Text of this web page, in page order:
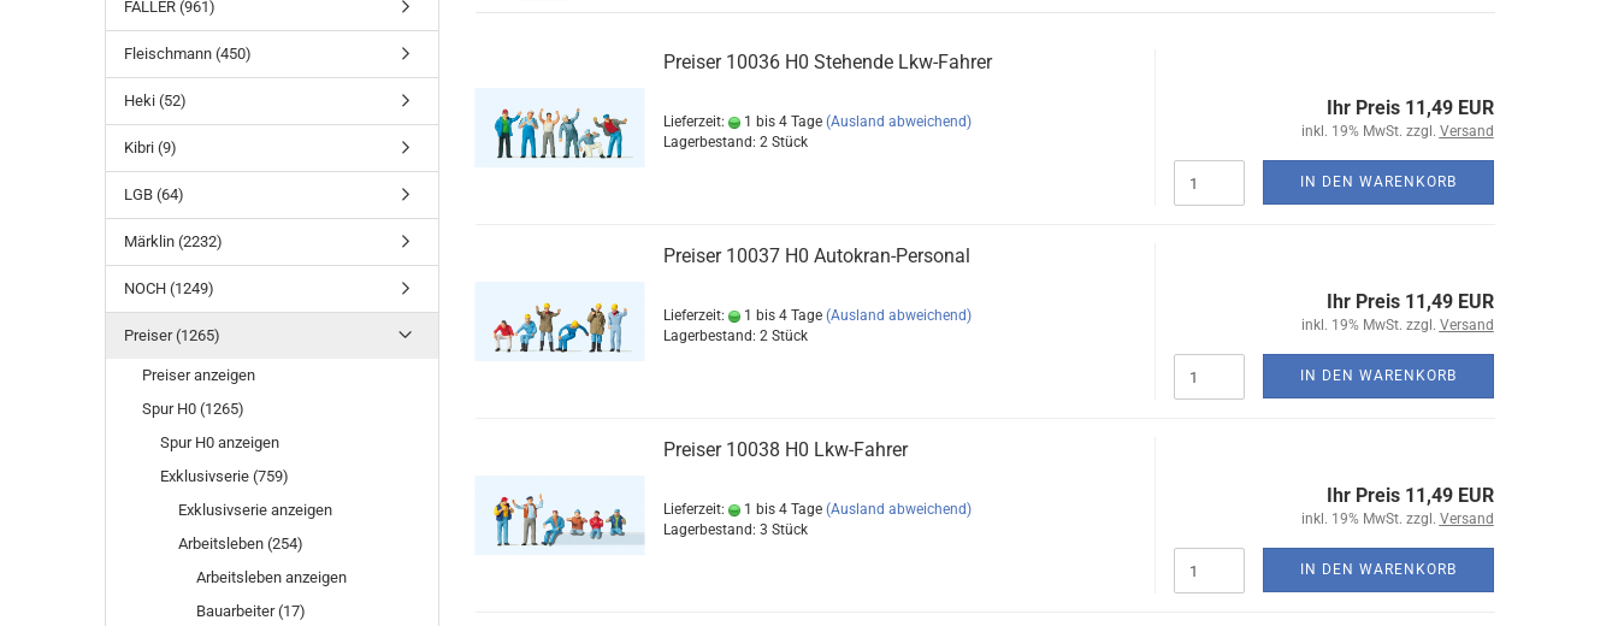
Preiser 10036 H0 Stehende Lkw-Fahrer
Lieferzeit: 1 bis 4 Tage (Ausland abweichend)
Lagerbestand: 2 Stück
Ihr Preis 11,49 EUR
inkl. 19% MwSt. zzgl. Versand
IN DEN WARENKORB
Preiser 10037 H0 Autokran-Personal
Lieferzeit: 1 bis 4 Tage (Ausland abweichend)
Lagerbestand: 2 Stück
Ihr Preis 11,49 EUR
inkl. 19% MwSt. zzgl. Versand
IN DEN WARENKORB
Preiser 10038 H0 Lkw-Fahrer
Lieferzeit: 1 bis 4 Tage (Ausland abweichend)
Lagerbestand: 3 Stück
Ihr Preis 11,49 EUR
inkl. 19% MwSt. zzgl. Versand
IN DEN WARENKORB
FALLER (961)
Fleischmann (450)
Heki (52)
Kibri (9)
LGB (64)
Märklin (2232)
NOCH (1249)
Preiser (1265)
Preiser anzeigen
Spur H0 (1265)
Spur H0 anzeigen
Exklusivserie (759)
Exklusivserie anzeigen
Arbeitsleben (254)
Arbeitsleben anzeigen
Bauarbeiter (17)